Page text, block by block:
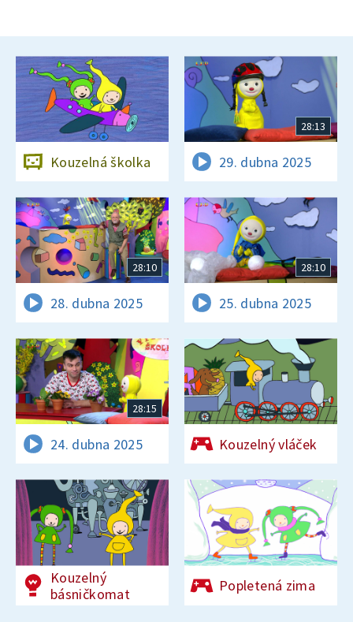
Kouzelná školka
28:13
29. dubna 2025
28:10
28. dubna 2025
28:10
25. dubna 2025
28:15
24. dubna 2025 Kouzelný vláček
Kouzelný
básničkomat
Popletená zima